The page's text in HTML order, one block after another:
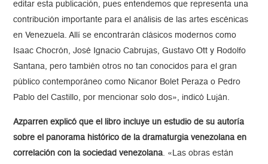
editar esta publicación, pues entendemos que representa una
contribución importante para el análisis de las artes escénicas
en Venezuela. Allí se encontrarán clásicos modernos como
Isaac Chocrón, José Ignacio Cabrujas, Gustavo Ott y Rodolfo
Santana, pero también otros no tan conocidos para el gran
público contemporáneo como Nicanor Bolet Peraza o Pedro
Pablo del Castillo, por mencionar solo dos», indicó Luján.
Azparren explicó que el libro incluye un estudio de su autoría
sobre el panorama histórico de la dramaturgia venezolana en
correlación con la sociedad venezolana. «Las obras están